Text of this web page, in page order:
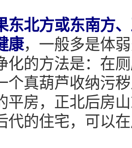
东北方或东南方
康，一般多是体
化的方法是：在
个真葫芦收纳污
平房，正北后房
代的住宅，可以